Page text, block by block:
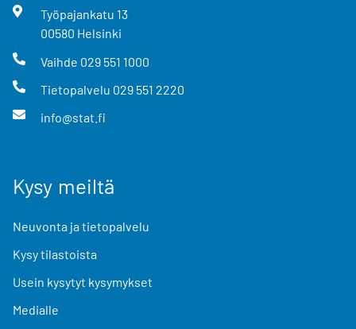
Työpajankatu 13
00580 Helsinki
Vaihde 029 551 1000
Tietopalvelu 029 551 2220
info@stat.fi
Kysy meiltä
Neuvonta ja tietopalvelu
Kysy tilastoista
Usein kysytyt kysymykset
Medialle